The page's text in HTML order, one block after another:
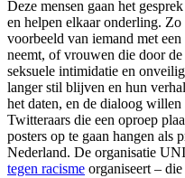
Deze mensen gaan het
en helpen elkaar onderling.
voorbeeld van iemand met
neemt, of vrouwen die door
seksuele intimidatie en
langer stil blijven en hun
het daten, en de dialoog willen
Twitteraars die een oproep
posters op te gaan hangen als
Nederland. De organisatie
tegen racisme organiseert –